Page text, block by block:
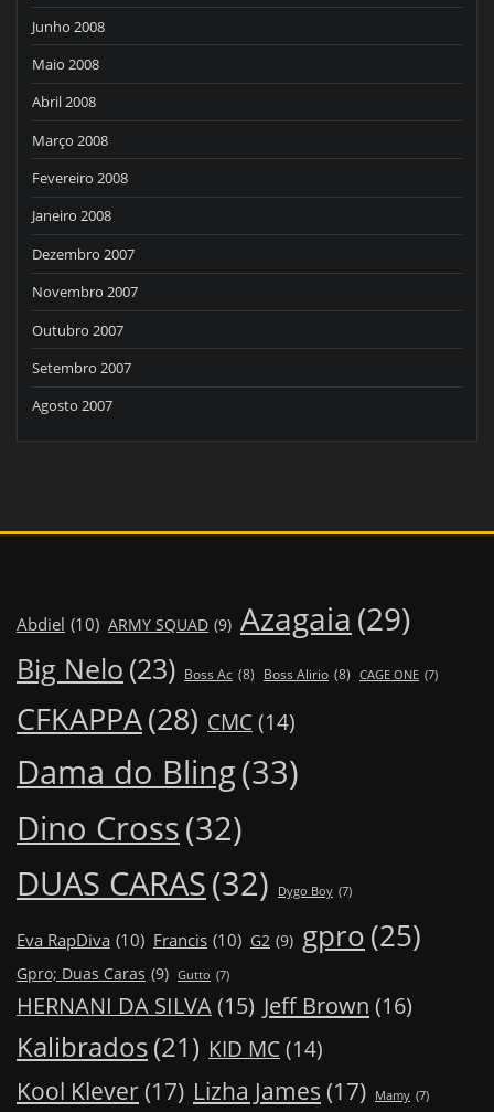
Junho 2008
Maio 2008
Abril 2008
Março 2008
Fevereiro 2008
Janeiro 2008
Dezembro 2007
Novembro 2007
Outubro 2007
Setembro 2007
Agosto 2007
Abdiel (10) ARMY SQUAD (9) Azagaia (29)
Big Nelo (23) Boss Ac (8) Boss Alirio (8) CAGE ONE (7)
CFKAPPA(28) CMC (14)
Dama do Bling(33)
Dino Cross(32)
DUAS CARAS(32) Dygo Boy (7)
Eva RapDiva (10) Francis (10) G2 (9) gpro(25)
Gpro; Duas Caras (9) Gutto (7)
HERNANI DA SILVA(15) Jeff Brown (16)
Kalibrados(21) KID MC (14)
Kool Klever (17) Lizha James (17) Mamy (7)